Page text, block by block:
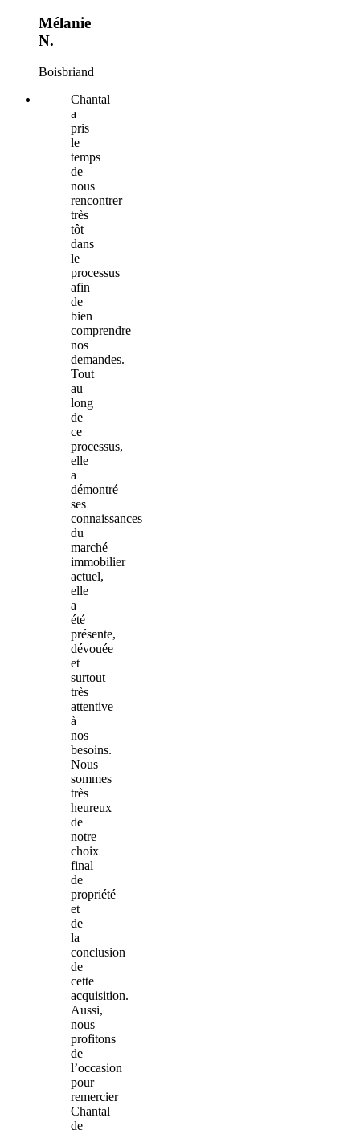
Mélanie
N.
Boisbriand
Chantal
a
pris
le
temps
de
nous
rencontrer
très
tôt
dans
le
processus
afin
de
bien
comprendre
nos
demandes.
Tout
au
long
de
ce
processus,
elle
a
démontré
ses
connaissances
du
marché
immobilier
actuel,
elle
a
été
présente,
dévouée
et
surtout
très
attentive
à
nos
besoins.
Nous
sommes
très
heureux
de
notre
choix
final
de
propriété
et
de
la
conclusion
de
cette
acquisition.
Aussi,
nous
profitons
de
l’occasion
pour
remercier
Chantal
de